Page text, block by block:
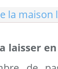
la maison
laisser